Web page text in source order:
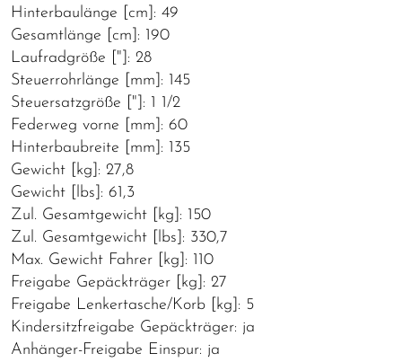
Hinterbaulänge [cm]: 49
Gesamtlänge [cm]: 190
Laufradgröße ["]: 28
Steuerrohrlänge [mm]: 145
Steuersatzgröße ["]: 1 1/2
Federweg vorne [mm]: 60
Hinterbaubreite [mm]: 135
Gewicht [kg]: 27,8
Gewicht [lbs]: 61,3
Zul. Gesamtgewicht [kg]: 150
Zul. Gesamtgewicht [lbs]: 330,7
Max. Gewicht Fahrer [kg]: 110
Freigabe Gepäckträger [kg]: 27
Freigabe Lenkertasche/Korb [kg]: 5
Kindersitzfreigabe Gepäckträger: ja
Anhänger-Freigabe Einspur: ja